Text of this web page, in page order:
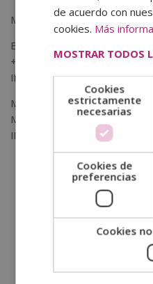
MASTER EN PEDAGOGIA
EXPERTO EN CRIANZA Y
+ MASTER EN COACHING Y
INFANTIL Y JUVENIL
MASTER EN PEDAGOGÍA
MASTER EN COACHING Y
INFANTIL Y JUVENIL
SOLICITA
de acuerdo con
cookies. Más
MOSTRAR TODOS
Cookies
estrictamente
necesarias
Cookies de
preferencias
Cookies